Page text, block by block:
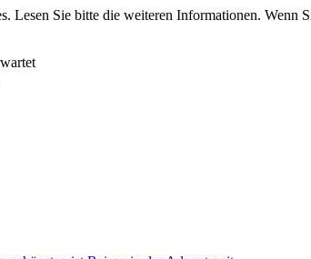
Lesen Sie bitte die weiteren Informationen. Wenn